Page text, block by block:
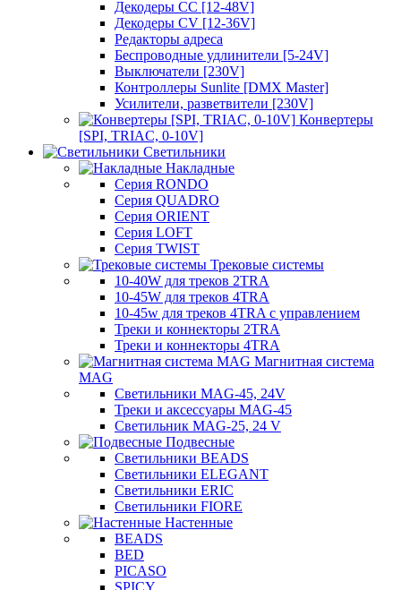
Декодеры CC [12-48V]
Декодеры CV [12-36V]
Редакторы адреса
Беспроводные удлинители [5-24V]
Выключатели [230V]
Контроллеры Sunlite [DMX Master]
Усилители, разветвители [230V]
Конвертеры
[SPI, TRIAC, 0-10V]
Светильники
Накладные
Серия RONDO
Серия QUADRO
Серия ORIENT
Серия LOFT
Серия TWIST
Трековые системы
10-40W для треков 2TRA
10-45W для треков 4TRA
10-45w для треков 4TRA с управлением
Треки и коннекторы 2TRA
Треки и коннекторы 4TRA
Магнитная система
MAG
Светильники MAG-45, 24V
Треки и аксессуары MAG-45
Светильник MAG-25, 24 V
Подвесные
Светильники BEADS
Светильники ELEGANT
Светильники ERIC
Светильники FIORE
Настенные
BEADS
BED
PICASO
SPICY